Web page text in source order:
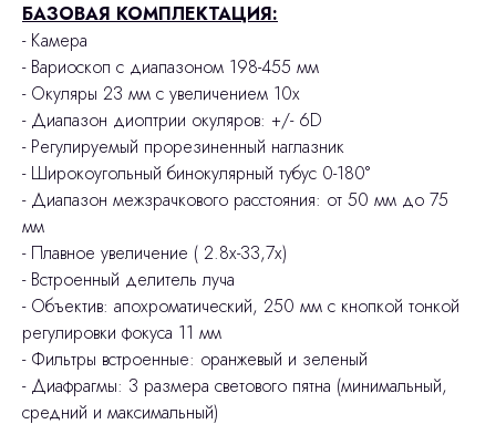
БАЗОВАЯ КОМПЛЕКТАЦИЯ:
- Камера
- Вариоскоп с диапазоном 198-455 мм
- Окуляры 23 мм с увеличением 10х
- Диапазон диоптрии окуляров: +/- 6D
- Регулируемый прорезиненный наглазник
- Широкоугольный бинокулярный тубус 0-180°
- Диапазон межзрачкового расстояния: от 50 мм до 75
мм
- Плавное увеличение ( 2.8х-33,7х)
- Встроенный делитель луча
- Объектив: апохроматический, 250 мм с кнопкой тонкой
регулировки фокуса 11 мм
- Фильтры встроенные: оранжевый и зеленый
- Диафрагмы: 3 размера светового пятна (минимальный,
средний и максимальный)